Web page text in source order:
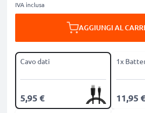
IVA inclusa
AGGIUNGI AL
Cavo dati
5,95 €
1x
11,95 €